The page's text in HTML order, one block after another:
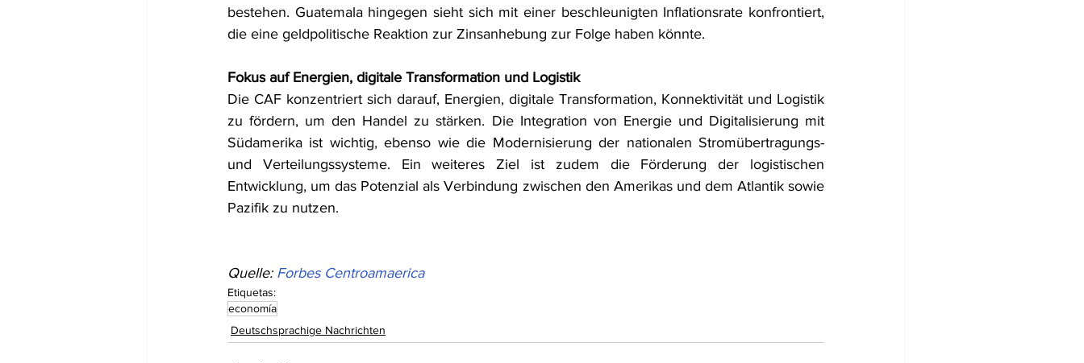
bestehen. Guatemala hingegen sieht sich mit einer beschleunigten Inflationsrate konfrontiert,
die eine geldpolitische Reaktion zur Zinsanhebung zur Folge haben könnte.
Fokus auf Energien, digitale Transformation und Logistik
Die CAF konzentriert sich darauf, Energien, digitale Transformation, Konnektivität und Logistik
zu fördern, um den Handel zu stärken. Die Integration von Energie und Digitalisierung mit
Südamerika ist wichtig, ebenso wie die Modernisierung der nationalen Stromübertragungs-
und Verteilungssysteme. Ein weiteres Ziel ist zudem die Förderung der logistischen
Entwicklung, um das Potenzial als Verbindung zwischen den Amerikas und dem Atlantik sowie
Pazifik zu nutzen.
Quelle: Forbes Centroamaerica
Etiquetas:
economía
Deutschsprachige Nachrichten